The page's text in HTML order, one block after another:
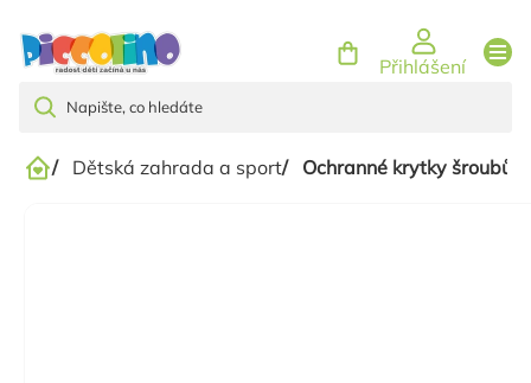
Přihlášení
Domů
/ Dětská zahrada a sport/ Ochranné krytky šroubů